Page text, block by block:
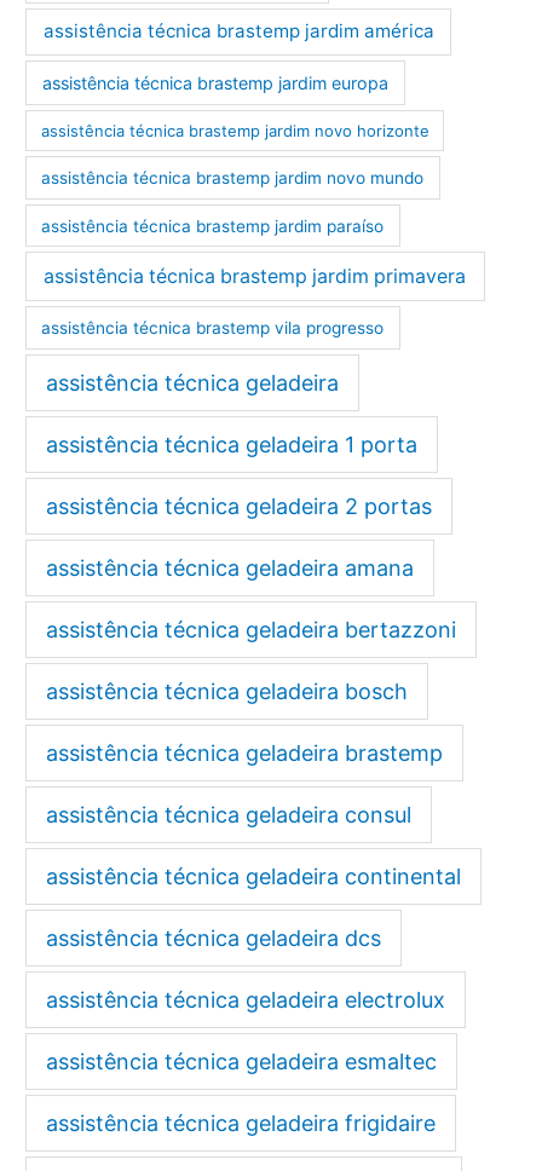
assistência técnica brastemp jardim américa
assistência técnica brastemp jardim europa
assistência técnica brastemp jardim novo horizonte
assistência técnica brastemp jardim novo mundo
assistência técnica brastemp jardim paraíso
assistência técnica brastemp jardim primavera
assistência técnica brastemp vila progresso
assistência técnica geladeira
assistência técnica geladeira 1 porta
assistência técnica geladeira 2 portas
assistência técnica geladeira amana
assistência técnica geladeira bertazzoni
assistência técnica geladeira bosch
assistência técnica geladeira brastemp
assistência técnica geladeira consul
assistência técnica geladeira continental
assistência técnica geladeira dcs
assistência técnica geladeira electrolux
assistência técnica geladeira esmaltec
assistência técnica geladeira frigidaire